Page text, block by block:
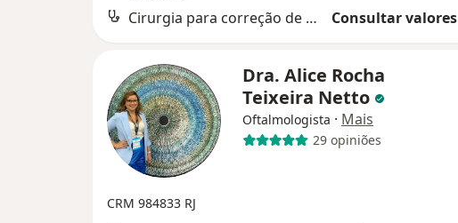
Cirurgia para correção de miopia Consultar valores
Dra. Alice Rocha
Teixeira Netto
Oftalmologista · Mais
29 opiniões
CRM 984833 RJ